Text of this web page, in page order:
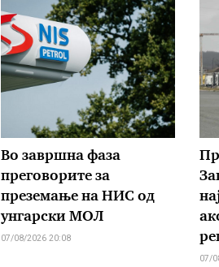
Во завршна фаза
преговорите за
преземање на НИС од
унгарски МОЛ
07/08/2026 20:08
07/